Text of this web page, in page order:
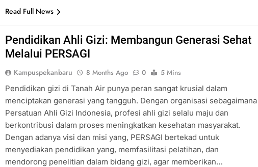
Read Full News
Pendidikan Ahli Gizi: Membangun Generasi Sehat
Melalui PERSAGI
Kampuspekanbaru 8 Months Ago 0
5 Mins
Pendidikan gizi di Tanah Air punya peran sangat krusial dalam
menciptakan generasi yang tangguh. Dengan organisasi sebagaimana
Persatuan Ahli Gizi Indonesia, profesi ahli gizi selalu maju dan
berkontribusi dalam proses meningkatkan kesehatan masyarakat.
Dengan adanya visi dan misi yang, PERSAGI bertekad untuk
menyediakan pendidikan yang, memfasilitasi pelatihan, dan
mendorong penelitian dalam bidang gizi, agar memberikan…